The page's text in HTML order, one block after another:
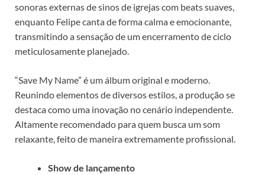
sonoras externas de sinos de igrejas com beats suaves,
enquanto Felipe canta de forma calma e emocionante,
transmitindo a sensação de um encerramento de ciclo
meticulosamente planejado.
“Save My Name” é um álbum original e moderno.
Reunindo elementos de diversos estilos, a produção se
destaca como uma inovação no cenário independente.
Altamente recomendado para quem busca um som
relaxante, feito de maneira extremamente profissional.
Show de lançamento